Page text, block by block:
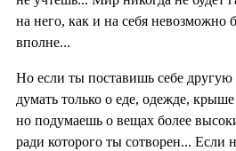
на него, как и на себя невозможно
вполне...
Но если ты поставишь себе другую
думать только о еде, одежде,
но подумаешь о вещах более
ради которого ты сотворен... Если